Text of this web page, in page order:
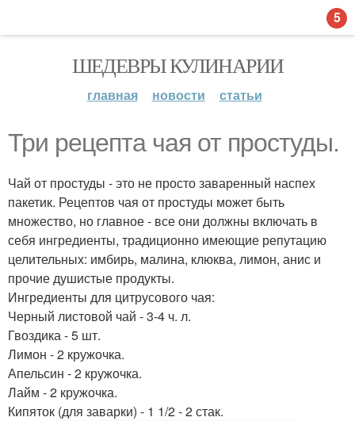
ШЕДЕВРЫ КУЛИНАРИИ
главная новости статьи
Три рецепта чая от простуды.
Чай от простуды - это не просто заваренный наспех
пакетик. Рецептов чая от простуды может быть
множество, но главное - все они должны включать в
себя ингредиенты, традиционно имеющие репутацию
целительных: имбирь, малина, клюква, лимон, анис и
прочие душистые продукты.
Ингредиенты для цитрусового чая:
Черный листовой чай - 3-4 ч. л.
Гвоздика - 5 шт.
Лимон - 2 кружочка.
Апельсин - 2 кружочка.
Лайм - 2 кружочка.
Кипяток (для заварки) - 1 1/2 - 2 стак.
5